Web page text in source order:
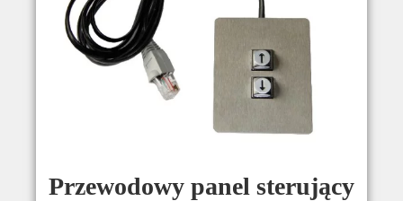
Przewodowy panel sterujący